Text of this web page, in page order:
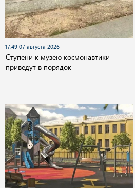
17:49 07 августа 2026
Cтупени к музею космонавтики
приведут в порядок